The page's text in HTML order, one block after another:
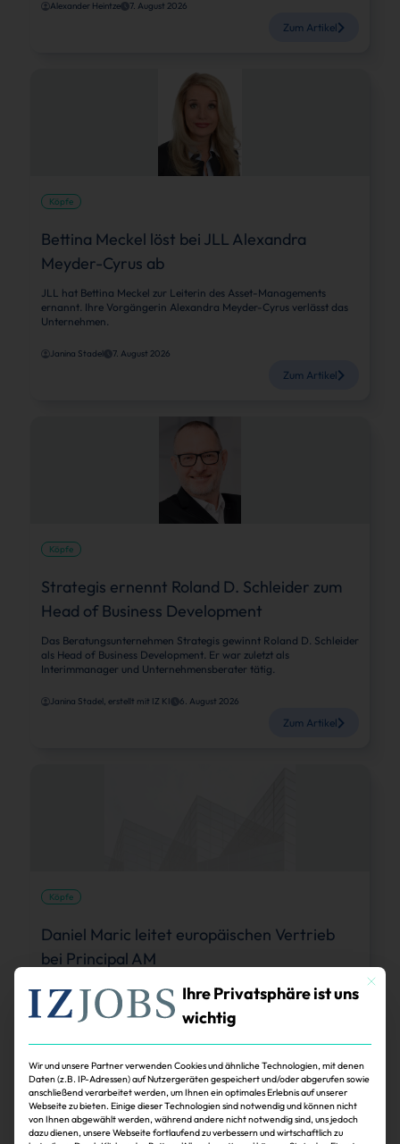
Alexander Heintze 7. August 2026
Zum Artikel
Köpfe
Bettina Meckel löst bei JLL Alexandra
Meyder-Cyrus ab
JLL hat Bettina Meckel zur Leiterin des Asset-Managements
ernannt. Ihre Vorgängerin Alexandra Meyder-Cyrus verlässt das
Unternehmen.
Janina Stadel 7. August 2026
Zum Artikel
Köpfe
Strategis ernennt Roland D. Schleider zum
Head of Business Development
Das Beratungsunternehmen Strategis gewinnt Roland D. Schleider
als Head of Business Development. Er war zuletzt als
Interimmanager und Unternehmensberater tätig.
Janina Stadel, erstellt mit IZ KI 6. August 2026
Zum Artikel
Köpfe
Daniel Maric leitet europäischen Vertrieb
bei Principal AM
Principal Asset Management, ein internationaler
Investmentmanager, hat Daniel Maric zum Managing Director und
Head of European Distribution ernannt.
Zum Artikel
Mit
Ihre Privatsphäre ist uns
wichtig
Wir und unsere Partner verwenden Cookies und ähnliche Technologien, mit denen
Daten (z.B. IP-Adressen) auf Nutzergeräten gespeichert und/oder abgerufen sowie
anschließend verarbeitet werden, um Ihnen ein optimales Erlebnis auf unserer
Webseite zu bieten. Einige dieser Technologien sind notwendig und können nicht
von Ihnen abgewählt werden, während andere nicht notwendig sind, uns jedoch
dazu dienen, unsere Webseite fortlaufend zu verbessern und wirtschaftlich zu